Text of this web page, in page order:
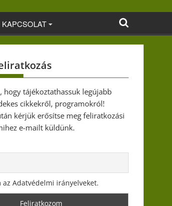
KAPCSOLAT
hogy tájékoztathassuk legújabb
cikkekről, programokról!
kérjük erősítse meg feliratkozási
e-mailt küldünk.
az Adatvédelmi irányelveket.